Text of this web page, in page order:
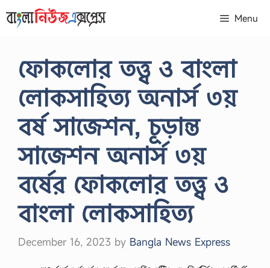
to
Menu
ফোকলোর তত্ত্ব ও বাংলা
লোকসাহিত্য অনার্স ৩য়
বর্ষ সাজেশন, চূড়ান্ত
সাজেশন অনার্স ৩য়
বর্ষের ফোকলোর তত্ত্ব ও
বাংলা লোকসাহিত্য
December 16, 2023 by Bangla News Express